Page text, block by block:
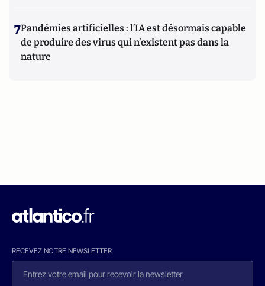
7Pandémies artificielles : l’IA est désormais capable
de produire des virus qui n’existent pas dans la
nature
RECEVEZ NOTRE NEWSLETTER